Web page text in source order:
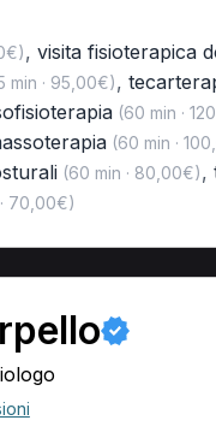
, visita fisioterapica
min · 95,00€),
(60 min ·
(60 min ·
(60 min · 80,00€),
70,00€)